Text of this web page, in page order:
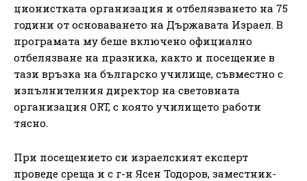
ционистката организация и отбелязването на 75
години от основаването на Държавата Израел. В
програмата му беше включено официално
отбелязване на празника, както и посещение в
тази връзка на българско училище, съвместно с
изпълнителния дирeктор на световната
организация ORT, с която училището работи
тясно.
При посещението си израелският експерт
проведе среща и с г-н Ясен Тодоров, заместник-